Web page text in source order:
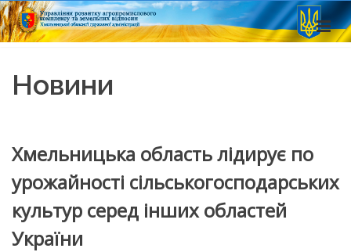
Новини
Хмельницька область лідирує по
урожайності сільськогосподарських
культур серед інших областей
України